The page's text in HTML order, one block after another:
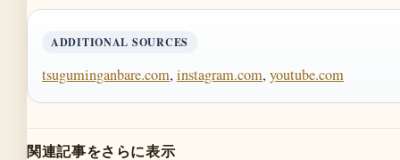
ADDITIONAL SOURCES
tsuguminganbare.com, instagram.com, youtube.com
関連記事をさらに表示